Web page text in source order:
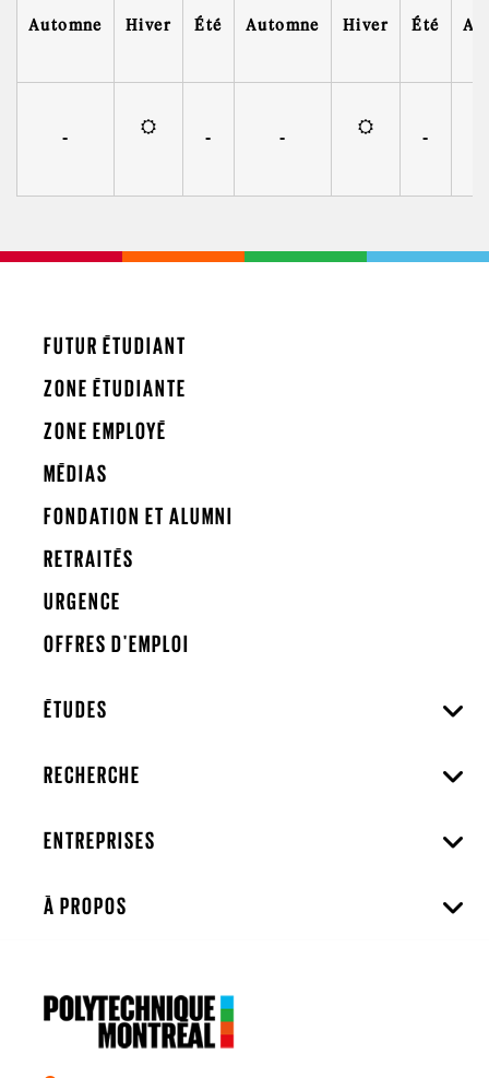
Automne Hiver Été Automne Hiver Été
- - - -
FUTUR ÉTUDIANT
ZONE ÉTUDIANTE
ZONE EMPLOYÉ
MÉDIAS
FONDATION ET ALUMNI
RETRAITÉS
URGENCE
OFFRES D'EMPLOI
ÉTUDES
RECHERCHE
ENTREPRISES
À PROPOS